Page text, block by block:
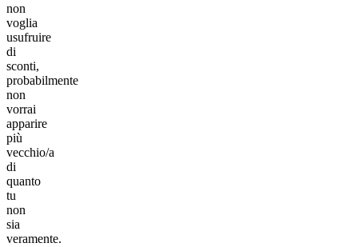
non
voglia
usufruire
di
sconti,
probabilmente
non
vorrai
apparire
più
vecchio/a
di
quanto
tu
non
sia
veramente.